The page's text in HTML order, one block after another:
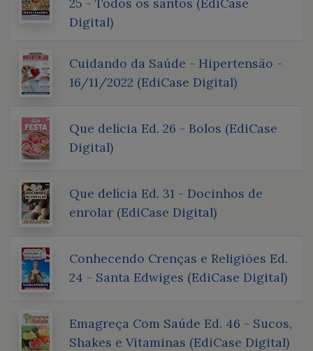
Digital)
Cuidando da Saúde - Hipertensão -
16/11/2022 (EdiCase Digital)
Que delícia Ed. 26 - Bolos (EdiCase
Digital)
Que delícia Ed. 31 - Docinhos de
enrolar (EdiCase Digital)
Conhecendo Crenças e Religiões Ed.
24 - Santa Edwiges (EdiCase Digital)
Emagreça Com Saúde Ed. 46 - Sucos,
Shakes e Vitaminas (EdiCase Digital)